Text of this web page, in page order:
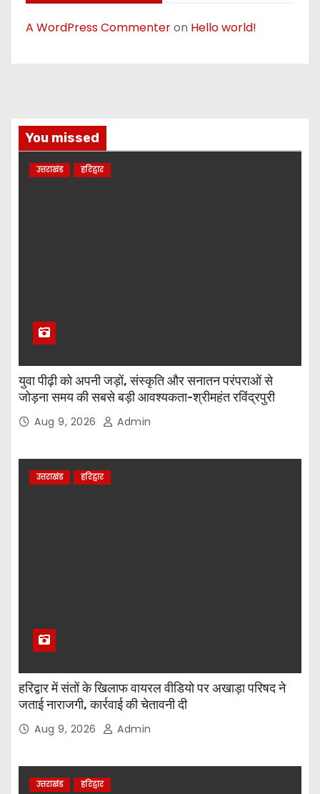
A WordPress Commenteron Hello world!
You missed
उत्तराखंड हरिद्वार
युवा पीढ़ी को अपनी जड़ों, संस्कृति और सनातन परंपराओं से
जोड़ना समय की सबसे बड़ी आवश्यकता-श्रीमहंत रविंद्रपुरी
Aug 9, 2026 Admin
उत्तराखंड हरिद्वार
हरिद्वार में संतों के खिलाफ वायरल वीडियो पर अखाड़ा परिषद ने
जताई नाराजगी, कार्रवाई की चेतावनी दी
Aug 9, 2026 Admin
उत्तराखंड हरिद्वार